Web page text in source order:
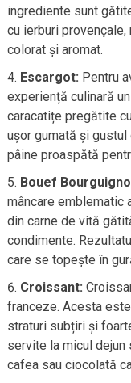
ingrediente sunt
cu ierburi
colorat și aromat.
Escargot: Pentru
experiență culinară
caracatițe pregătite
ușor gumată și
pâine proaspătă
Bouef
mâncare emblematic
din carne de vită
condimente.
care se topește în
Croissant:
franceze. Acesta
straturi subțiri și
servite la micul
cafea sau ciocolată